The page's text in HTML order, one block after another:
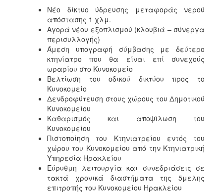
Νέο δίκτυο ύδρευσης μεταφοράς νερού
απόστασης 1 χλμ.
Αγορά νέου εξοπλισμού (κλουβιά – σύνεργα
περισυλλογής)
Άμεση υπογραφή σύμβασης με δεύτερο
κτηνίατρο που θα είναι επί συνεχούς
ωραρίου στο Κυνοκομείο
Βελτίωση του οδικού δικτύου προς το
Κυνοκομείο
Δενδροφύτευση στους χώρους του Δημοτικού
Κυνοκομείου
Καθαρισμός και αποψίλωση του
Κυνοκομείου
Πιστοποίηση του Κτηνιατρείου εντός του
χώρου του Κυνοκομείου από την Κτηνιατρική
Υπηρεσία Ηρακλείου
Εύρυθμη λειτουργία και συνεδριάσεις σε
τακτά χρονικά διαστήματα της 5μελης
επιτροπής του Κυνοκομείου Ηρακλείου